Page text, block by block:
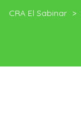
CRA El Sabinar >